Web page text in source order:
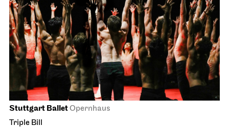
JOiN Treffpunkt: Opernhaus-Eingang in Richtung Landtag
OpernLAB for „Alceste“
19.06.2027
14:00 - 17:00